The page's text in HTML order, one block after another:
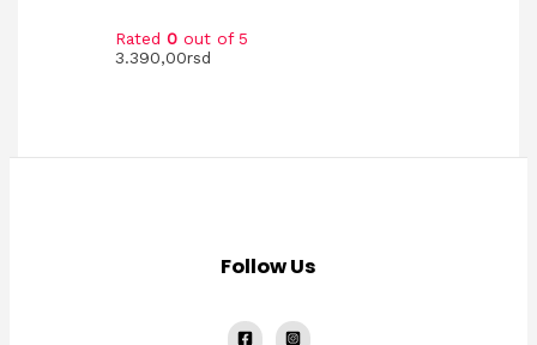
Rated0 out of 5
3.390,00rsd
Follow Us